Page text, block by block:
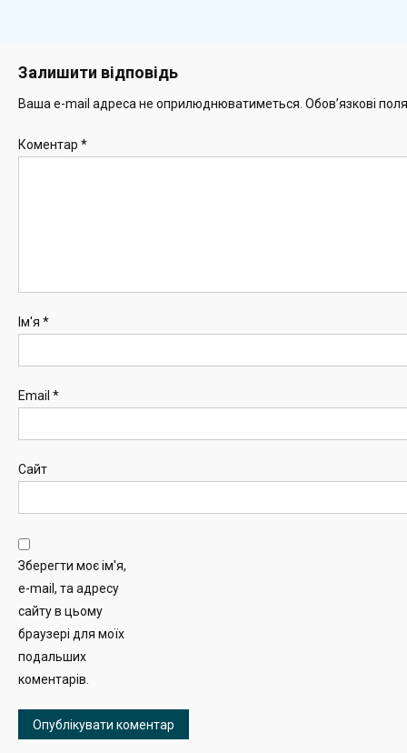
Залишити відповідь
Ваша e-mail адреса не оприлюднюватиметься. Обов’язкові
Коментар *
Ім'я *
Email *
Сайт
Зберегти моє ім'я,
e-mail, та адресу
сайту в цьому
браузері для моїх
подальших
коментарів.